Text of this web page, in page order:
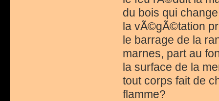
du bois qui
la vÃ©gÃ©tation
le barrage de la
marnes, part au
la surface de la
tout corps fait de
flamme?